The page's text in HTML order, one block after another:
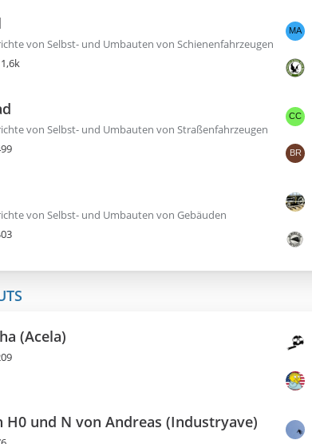
r
ä
g
e
e
B
e
i
r
ä
g
e
von Selbst- und Umbauten von Schienenfahrzeugen
1,6k
L
e
t
z
e
B
e
i
r
ä
g
e
von Selbst- und Umbauten von Straßenfahrzeugen
L
e
t
z
e
B
e
i
t
e
von Selbst- und Umbauten von Gebäuden
L
e
t
z
t
r
ä
e
(Acela)
L
e
t
z
e
H0 und N von Andreas (Industryave)
L
e